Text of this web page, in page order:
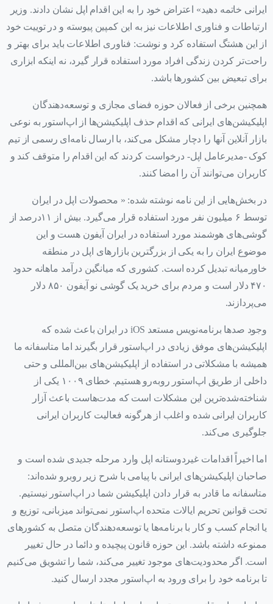
ایرانی خاتمه دهید» اعتراض خود را به این اقدام اپل نشان دادند. وزیر
ارتباطات و فناوری اطلاعات نیز به این کمپین پیوسته و در توییت خود
از این هشتگ استفاده کرد و نوشت: فناوری اطلاعات باید برای بهتر و
راحت‌تر کردن زندگی افراد مورد استفاده قرار گیرد، نه اینکه ابزاری
برای تبعیض بین کشورها باشد.
همچنین برخی از فعالان حوزه فضای مجازی و توسعه‌دهندگان
اپلیکیشن‌های ایرانی که اقدام حذف اپلیکیشن‌ها از اپ‌استور به نوعی
بازار آنلاین آنها را دچار مشکل می‌کند، با ارسال نامه‌ای رسمی از تیم
کوک -مدیرعامل اپل- درخواست کردند که این اقدام را متوقف کند و
کاربران می‌توانند آن را امضا کنند.
در بخش‌هایی از این نامه نوشته شده: « محصولات اپل در ایران
توسط ۶ میلیون نفر مورد استفاده قرار می‌گیرد. بیش از ۱۱درصد از
گوشی‌های هوشمند مورد استفاده در ایران آیفون هست و این
موضوع ایران را به یکی از بزرگترین بازارهای اپل در منطقه
خاورمیانه تبدیل کرده است. کشوری که میانگین درآمد ماهانه حدود
۴۷۰ دلار است و مردم برای خرید یک گوشی نو آیفون ۸۵۰ دلار
می‌پردازند.
وجود صدها برنامه‌نویس مستعد iOS در ایران باعث شده که
اپلیکیشن‌های موفق زیادی در اپ‌استور قرار بگیرند اما متاسفانه ما
همیشه با مشکلاتی در استفاده از اپلیکیشن‌های بین‌المللی و حتی
داخلی از طریق اپ‌استور روبه‌رو هستیم. خطای ۱۰۰۹ یکی از
شناخته‌شده‌ترین این مشکلات است که مدت‌هاست باعث آزار
کاربران ایرانی شده و اغلب از هرگونه فعالیت کاربران ایرانی
جلوگیری می‌کند.
اما اخیراً اقدامات غیردوستانه اپل وارد مرحله جدیدی شده است و
صاحبان اپلیکیشن‌های ایرانی با پیامی با شرح زیر روبرو شده‌اند:
متاسفانه ما قادر به قرار دادن اپلیکیشن شما در اپ‌استور نیستیم.
تحت قوانین تحریم ایالات متحده اپ‌استور نمی‌تواند میزبانی، توزیع و
یا انجام کسب و کار با برنامه‌ها یا توسعه‌دهندگان متصل به کشورهای
ممنوعه داشته باشد. این حوزه قانون پیچیده و دائما در حال تغییر
است. اگر محدودیت‌های موجود تغییر می‌کند، شما را تشویق می‌کنیم
تا برنامه خود را برای ورود به اپ‌استور مجدد ارسال کنید.